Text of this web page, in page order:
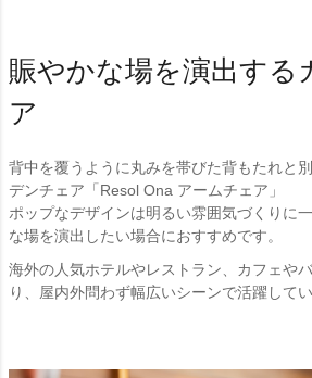
賑やかな場を演出する
ア
背中を覆うように丸みを帯びた背もたれと
デンチェア「Resol Ona アームチェア」
ポップなデザインは明るい雰囲気づくりに
な場を演出したい場合におすすめです。
海外の人気ホテルやレストラン、カフェや
り、屋内外問わず幅広いシーンで活躍してい